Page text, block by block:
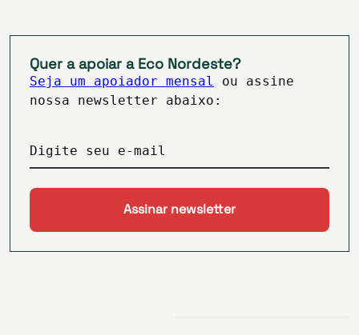
Quer a apoiar a Eco Nordeste?
Seja um apoiador mensal
ou assine
nossa newsletter abaixo:
Digite seu e-mail